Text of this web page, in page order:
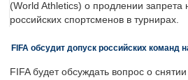
(World Athletics) о продлении запрета
российских спортсменов в турнирах.
FIFA обсудит допуск российских команд
FIFA будет обсуждать вопрос о